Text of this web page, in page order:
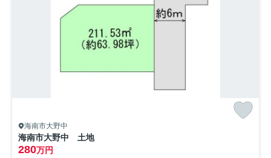
海南市大野中
海南市大野中 土地
280万円